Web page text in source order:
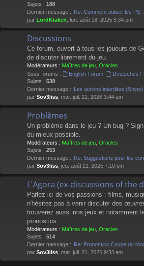
Sujets : 188
Dernier message : Re: Comment utiliser les PS,
par LordKraken , lun. août 18, 2025 9:34 pm
Discussions
Ce forum, ouvert à tous les joueurs de
de discuter librement du jeu.
Modérateurs : Maîtres de jeu Oracles
Sous-forums :
English Forum,
Deutsches
Sujets : 538
Dernier message : Les actions interdites (Snipe)
par Sov3liss , mar. juil. 21, 2026 3:44 am
Problèmes
Un problème dans le jeu ? Un bug ?
du mieux possible.
Modérateurs : Maîtres de jeu Oracles
Sujets : 253
Dernier message : Re: Suggestions pour les
par Sov3liss , jeu. août 21, 2025 7:10 pm
L'Agora (ex-discussions of the
Parlez ici de vos passions : films,
n'hésitez pas à venir discuter des
trouverez aussi nos jeux et notamment
pronostics.
Modérateurs : Maîtres de jeu Oracles
Sujets : 514
Dernier message : Re: Pronostics Coupe du
par Sov3liss , mar. juil. 21, 2026 9:33 am